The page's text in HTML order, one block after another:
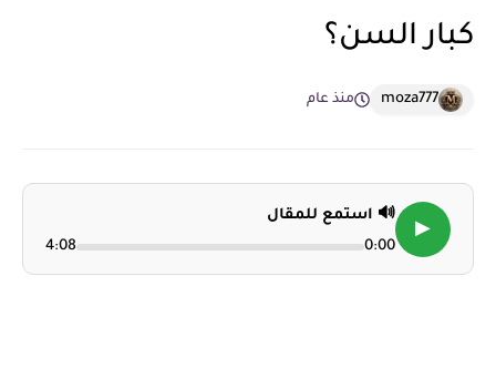
كبار السن؟
moza777 منذ عام
▶
🔊 استمع للمقال
0:00
4:08